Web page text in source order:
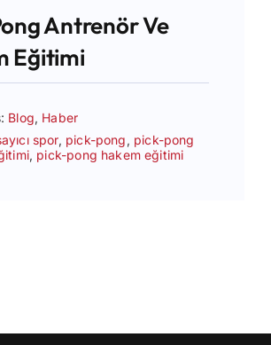
Antrenör Ve
Eğitimi
Blog, Haber
spor, pick-pong , pick-pong
, pick-pong hakem eğitimi